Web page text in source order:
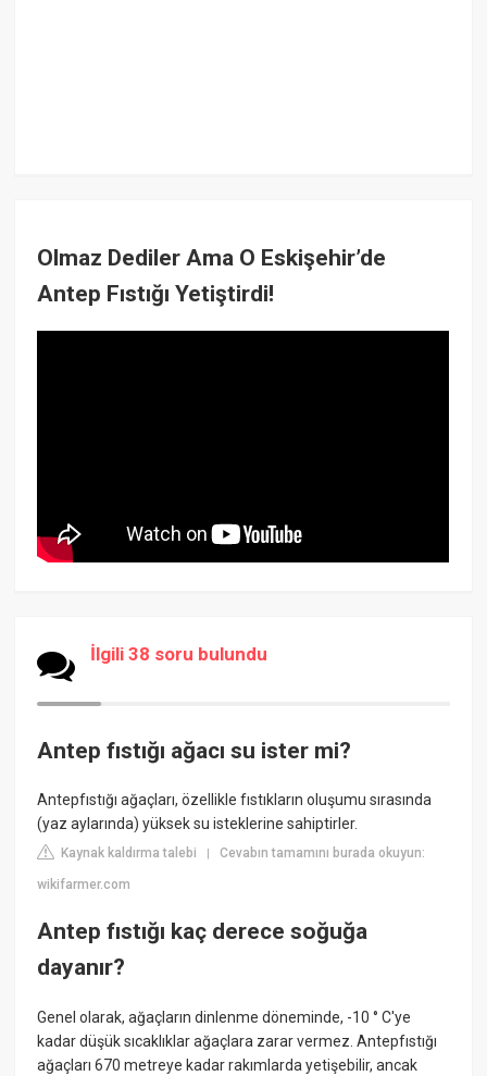
Olmaz Dediler Ama O Eskişehir’de
Antep Fıstığı Yetiştirdi!
İlgili 38 soru bulundu
Antep fıstığı ağacı su ister mi?
Antepfıstığı ağaçları, özellikle fıstıkların oluşumu sırasında
(yaz aylarında) yüksek su isteklerine sahiptirler.
Kaynak kaldırma talebi |Cevabın tamamını burada okuyun:
wikifarmer.com
Antep fıstığı kaç derece soğuğa
dayanır?
Genel olarak, ağaçların dinlenme döneminde, -10 ° C'ye
kadar düşük sıcaklıklar ağaçlara zarar vermez. Antepfıstığı
ağaçları 670 metreye kadar rakımlarda yetişebilir, ancak